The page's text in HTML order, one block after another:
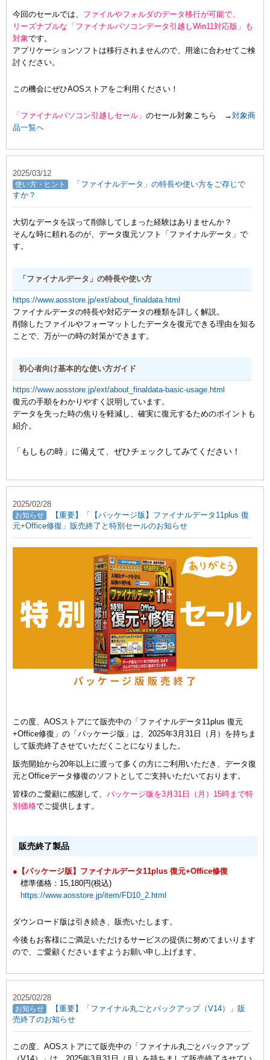
今回のセールでは、 ファイルやフォルダのデータ移行が可能で、
リーズナブルな「ファイナルパソコンデータ引越しWin11対応版」も
対象です。
アプリケーションソフトは移行されませんので、用途に合わせてご検
討ください。
この機会にぜひAOSストアをご利用ください！
「ファイナルパソコン引越しセール」 のセール対象こちら →対象商
品一覧へ
2025/03/12
使い方・ヒント
「ファイナルデータ」の特長や使い方をご存じで
すか？
大切なデータを誤って削除してしまった経験はありませんか？
そんな時に頼れるのが、データ復元ソフト「ファイナルデータ」で
す。
「ファイナルデータ」の特長や使い方
https://www.aosstore.jp/ext/about_finaldata.html
ファイナルデータの特長や対応データの種類を詳しく解説。
削除したファイルやフォーマットしたデータを復元できる理由を知る
ことで、万が一の時の対策ができます。
初心者向け基本的な使い方ガイド
https://www.aosstore.jp/ext/about_finaldata-basic-usage.html
復元の手順をわかりやすく説明しています。
データを失った時の焦りを軽減し、確実に復元するためのポイントも
紹介。
「もしもの時」に備えて、ぜひチェックしてみてください！
2025/02/28
お知らせ
【重要】「【パッケージ版】ファイナルデータ11plus 復
元+Office修復」販売終了と特別セールのお知らせ
この度、AOSストアにて販売中の「ファイナルデータ11plus 復元
+Office修復」の「パッケージ版」は、2025年3月31日（月）を持ちま
して販売終了させていただくことになりました。
販売開始から20年以上に渡って多くの方にご利用いただき、データ復
元とOfficeデータ修復のソフトとしてご支持いただいております。
皆様のご愛顧に感謝して、 パッケージ版を3月31日（月）15時まで特
別価格でご提供します。
販売終了製品
●【パッケージ版】ファイナルデータ11plus 復元+Office修復
標準価格：15,180円(税込)
https://www.aosstore.jp/item/FD10_2.html
ダウンロード版は引き続き、販売いたします。
今後もお客様にご満足いただけるサービスの提供に努めてまいります
ので、ご愛顧くださいますようお願い申し上げます。
2025/02/28
お知らせ
【重要】「ファイナル丸ごとバックアップ（V14）」販
売終了のお知らせ
この度、AOSストアにて販売中の「ファイナル丸ごとバックアップ